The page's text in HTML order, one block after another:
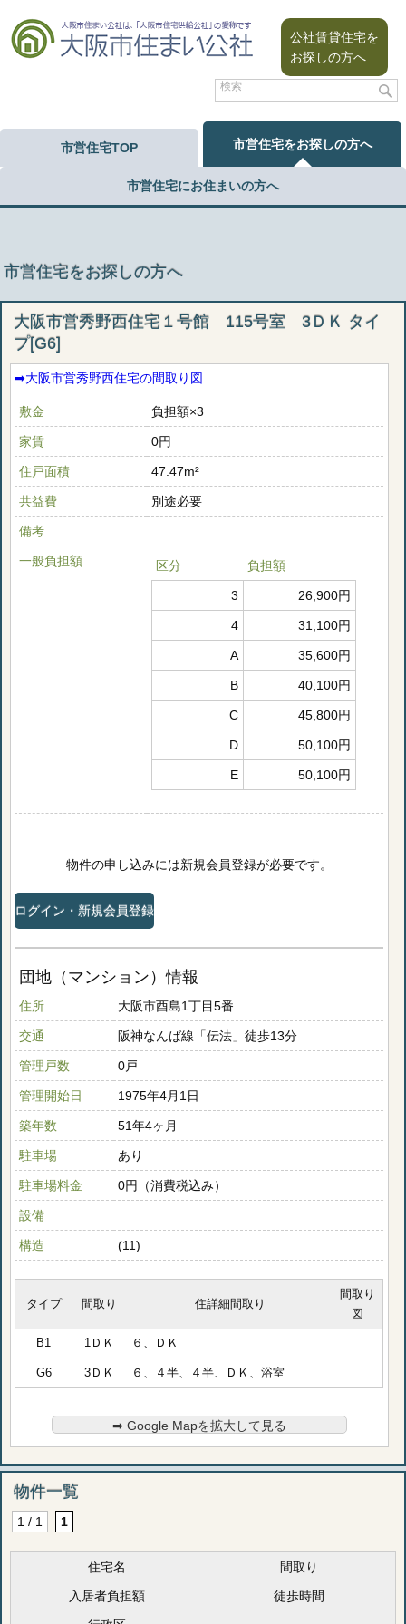
公社賃貸住宅を
お探しの方へ
市営住宅TOP 市営住宅をお探しの方へ
市営住宅にお住まいの方へ
市営住宅をお探しの方へ
大阪市営秀野西住宅１号館 115号室 3ＤＫ タイ
プ[G6]
➡︎大阪市営秀野西住宅の間取り図
敷金 負担額×3
家賃 0円
住戸面積 47.47m²
共益費 別途必要
備考
一般負担額 区分 負担額
3 26,900円
4 31,100円
A 35,600円
B 40,100円
C 45,800円
D 50,100円
E 50,100円
物件の申し込みには新規会員登録が必要です。
ログイン・新規会員登録
団地（マンション）情報
住所 大阪市酉島1丁目5番
交通 阪神なんば線「伝法」徒歩13分
管理戸数 0戸
管理開始日 1975年4月1日
築年数 51年4ヶ月
駐車場 あり
駐車場料金 0円（消費税込み）
設備
構造 (11)
タイプ 間取り 住詳細間取り
間取り
図
B1 1ＤＫ ６、ＤＫ
G6 3ＤＫ ６、４半、４半、ＤＫ、浴室
➡︎ Google Mapを拡大して見る
物件一覧
1 / 1 1
住宅名
間取り
入居者負担額
徒歩時間